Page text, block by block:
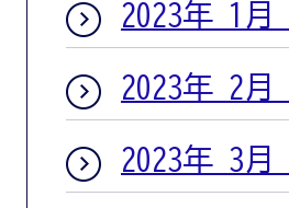
2023年 1月
2023年 2月
2023年 3月